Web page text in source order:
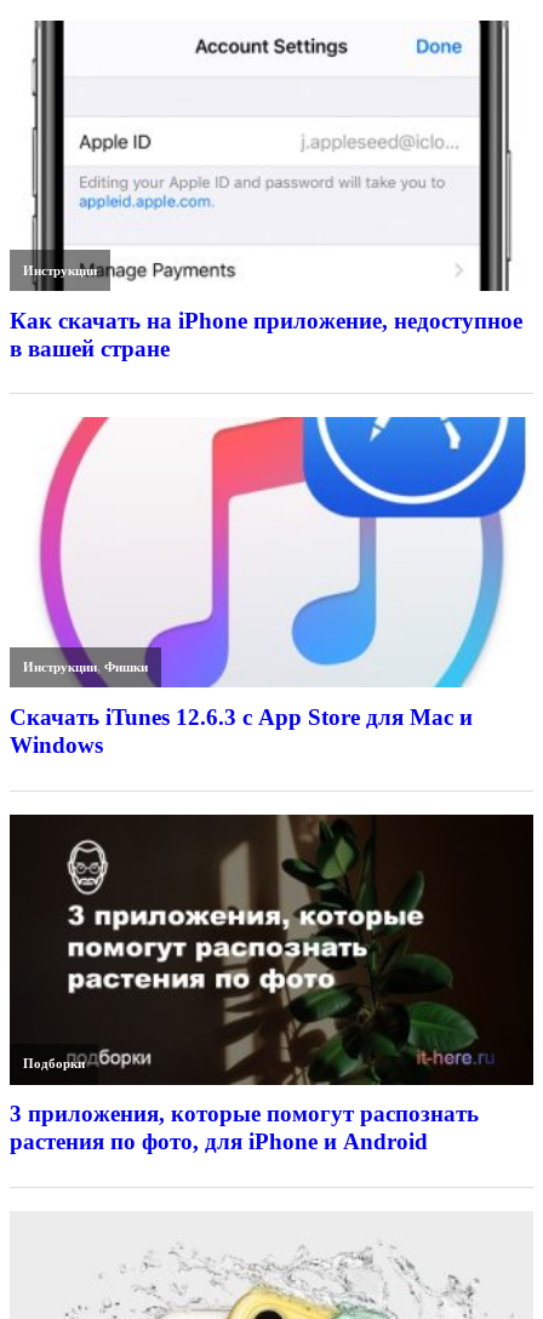
Инструкции
Как скачать на iPhone приложение, недоступное
в вашей стране
Инструкции,Фишки
Скачать iTunes 12.6.3 с App Store для Mac и
Windows
Подборки
3 приложения, которые помогут распознать
растения по фото, для iPhone и Android